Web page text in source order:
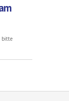
bitte